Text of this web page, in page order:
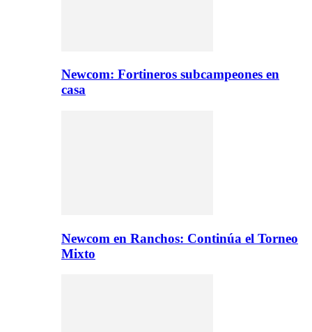
Newcom: Fortineros subcampeones en
casa
Newcom en Ranchos: Continúa el Torneo
Mixto